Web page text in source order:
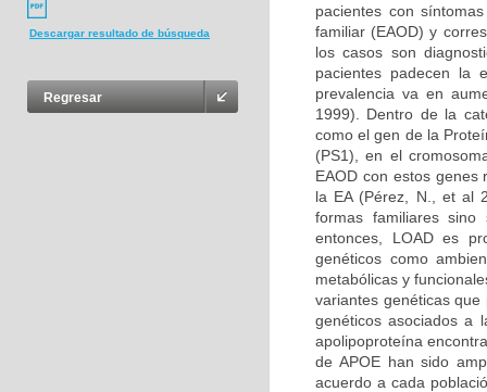
Descargar resultado de búsqueda
Regresar
pacientes con
familiar (EAOD) y
los casos son
pacientes padecen la
prevalencia va en
1999). Dentro de la
como el gen de la
(PS1), en el
EAOD con estos
la EA (Pérez, N., et al
formas familiares sino
entonces, LOAD es
genéticos como
metabólicas y
variantes genéticas
genéticos asociados a
apolipoproteína
de APOE han sido
acuerdo a cada